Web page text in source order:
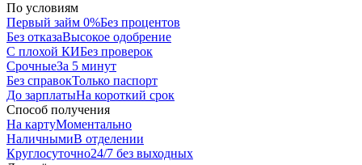
По условиям
Первый займ 0%Без процентов
Без отказаВысокое одобрение
С плохой КИБез проверок
СрочныеЗа 5 минут
Без справокТолько паспорт
До зарплатыНа короткий срок
Способ получения
На картуМоментально
НаличнымиВ отделении
Круглосуточно24/7 без выходных